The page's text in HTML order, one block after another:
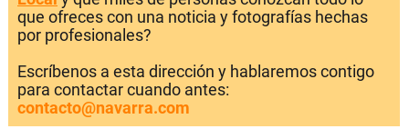
que ofreces con una noticia y fotografías hechas
por profesionales?
Escríbenos a esta dirección y hablaremos contigo
para contactar cuando antes:
contacto@navarra.com